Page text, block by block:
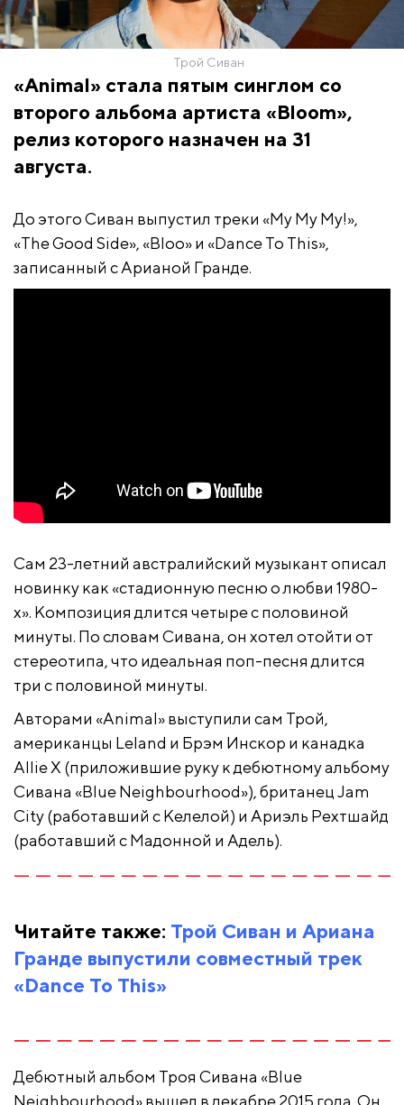
Трой Сиван
«Animal» стала пятым синглом со
второго альбома артиста «Bloom»,
релиз которого назначен на 31
августа.
До этого Сиван выпустил треки «My My My!»,
«The Good Side», «Bloo» и «Dance To This»,
записанный с Арианой Гранде.
Сам 23-летний австралийский музыкант описал
новинку как «стадионную песню о любви 1980-
х». Композиция длится четыре с половиной
минуты. По словам Сивана, он хотел отойти от
стереотипа, что идеальная поп-песня длится
три с половиной минуты.
Авторами «Animal» выступили сам Трой,
американцы Leland и Брэм Инскор и канадка
Allie X (приложившие руку к дебютному альбому
Сивана «Blue Neighbourhood»), британец Jam
City (работавший с Келелой) и Ариэль Рехтшайд
(работавший с Мадонной и Адель).
Читайте также: Трой Сиван и Ариана
Гранде выпустили совместный трек
«Dance To This»
Дебютный альбом Троя Сивана «Blue
Neighbourhood» вышел в декабре 2015 года. Он